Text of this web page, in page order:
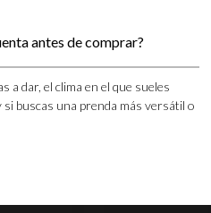
antes de comprar?
a dar, el clima en el que sueles
buscas una prenda más versátil o